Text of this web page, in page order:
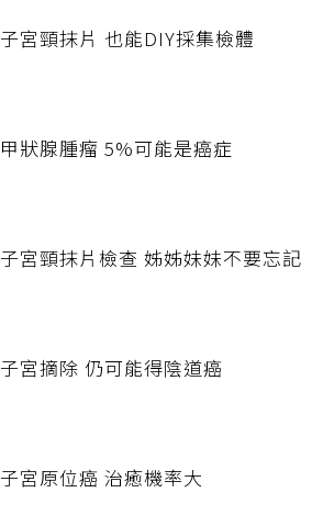
子宮頸抹片 也能DIY採集檢體
甲狀腺腫瘤 5%可能是癌症
子宮頸抹片檢查 姊姊妹妹不要忘記
子宮摘除 仍可能得陰道癌
子宮原位癌 治癒機率大